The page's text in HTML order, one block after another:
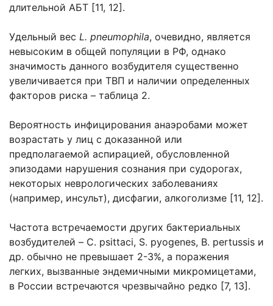
длительной АБТ [11, 12].
Удельный вес L. pneumophila, очевидно, является
невысоким в общей популяции в РФ, однако
значимость данного возбудителя существенно
увеличивается при ТВП и наличии определенных
факторов риска – таблица 2.
Вероятность инфицирования анаэробами может
возрастать у лиц с доказанной или
предполагаемой аспирацией, обусловленной
эпизодами нарушения сознания при судорогах,
некоторых неврологических заболеваниях
(например, инсульт), дисфагии, алкоголизме [11, 12].
Частота встречаемости других бактериальных
возбудителей – C. psittaci, S. pyogenes, B. pertussis и
др. обычно не превышает 2-3%, а поражения
легких, вызванные эндемичными микромицетами,
в России встречаются чрезвычайно редко [7, 13].